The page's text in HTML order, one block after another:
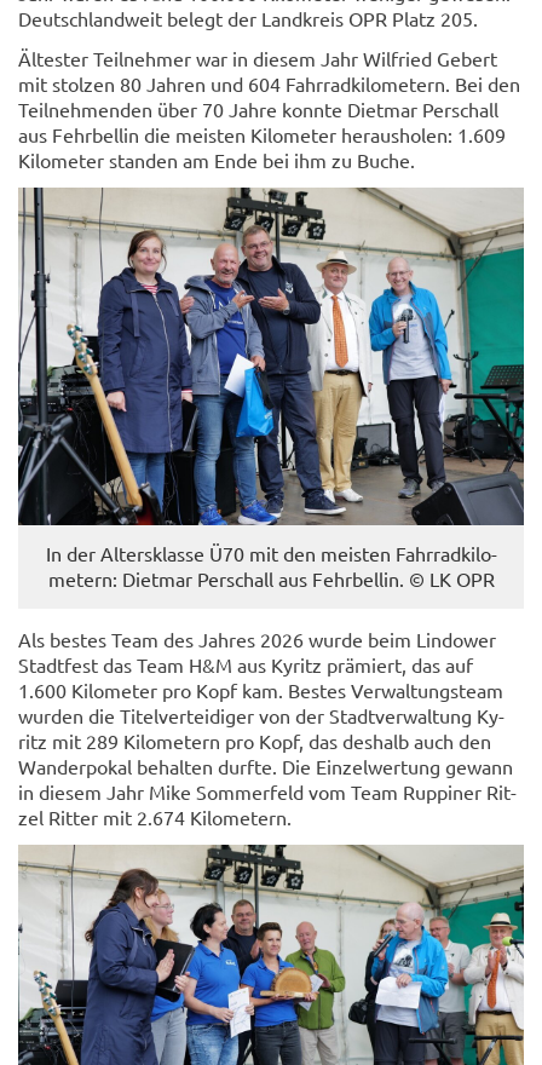
Deutsch­land­weit be­legt der Land­kreis OPR Platz 205.
Äl­tes­ter Teil­neh­mer war in die­sem Jahr Wil­fried Ge­bert
mit stol­zen 80 Jah­ren und 604 Fahr­rad­ki­lo­me­tern. Bei den
Teil­neh­men­den über 70 Jahre konn­te Diet­mar Per­schall
aus Fehr­bel­lin die meis­ten Ki­lo­me­ter her­aus­ho­len: 1.609
Ki­lo­me­ter stan­den am Ende bei ihm zu Buche.
In der Al­ters­klas­se Ü70 mit den meis­ten Fahr­rad­ki­lo­
me­tern: Diet­mar Per­schall aus Fehr­bel­lin. © LK OPR
Als bes­tes Team des Jah­res 2026 wurde beim Lin­dower
Stadt­fest das Team H&M aus Ky­ritz prä­miert, das auf
1.600 Ki­lo­me­ter pro Kopf kam. Bes­tes Ver­wal­tungs­team
wur­den die Ti­tel­ver­tei­di­ger von der Stadt­ver­wal­tung Ky­
ritz mit 289 Ki­lo­me­tern pro Kopf, das des­halb auch den
Wan­der­po­kal be­hal­ten durf­te. Die Ein­zel­wer­tung ge­wann
in die­sem Jahr Mike Som­mer­feld vom Team Rup­pi­ner Rit­
zel Rit­ter mit 2.674 Ki­lo­me­tern.